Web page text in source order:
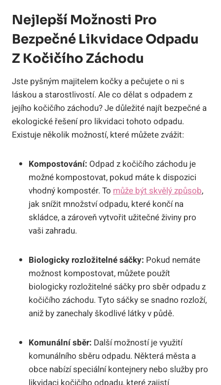
Nejlepší Možnosti Pro
Bezpečné Likvidace Odpadu
Z Kočičího Záchodu
Jste pyšným majitelem kočky a pečujete o ni s
láskou a starostlivostí. Ale co dělat s odpadem z
jejího kočičího záchodu? Je důležité najít bezpečné a
ekologické řešení pro likvidaci tohoto odpadu.
Existuje několik možností, které můžete zvážit:
Kompostování: Odpad z kočičího záchodu je
možné kompostovat, pokud máte k dispozici
vhodný kompostér. To může být skvělý způsob,
jak snížit množství odpadu, které končí na
skládce, a zároveň vytvořit užitečné živiny pro
vaši zahradu.
Biologicky rozložitelné sáčky: Pokud nemáte
možnost kompostovat, můžete použít
biologicky rozložitelné sáčky pro sběr odpadu z
kočičího záchodu. Tyto sáčky se snadno rozloží,
aniž by zanechaly škodlivé látky v půdě.
Komunální sběr: Další možností je využití
komunálního sběru odpadu. Některá města a
obce nabízí speciální kontejnery nebo služby pro